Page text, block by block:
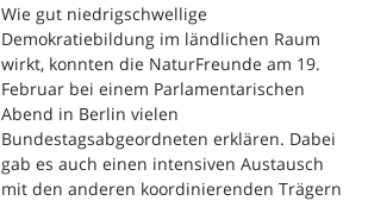
Wie gut niedrigschwellige
Demokratiebildung im ländlichen Raum
wirkt, konnten die NaturFreunde am 19.
Februar bei einem Parlamentarischen
Abend in Berlin vielen
Bundestagsabgeordneten erklären. Dabei
gab es auch einen intensiven Austausch
mit den anderen koordinierenden Trägern